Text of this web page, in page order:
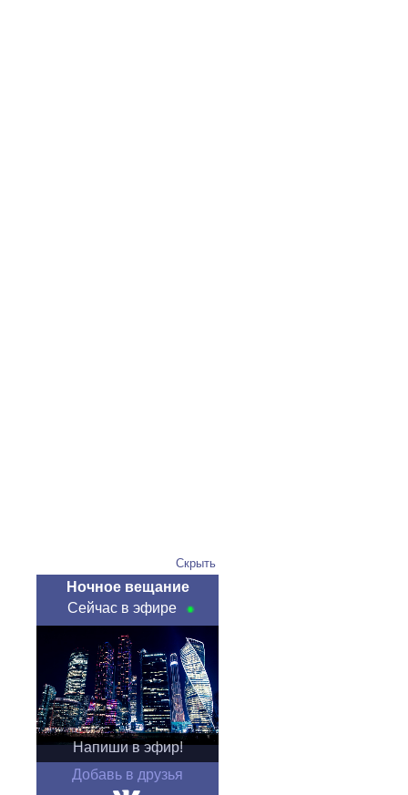
Скрыть
Ночное вещание
Сейчас в эфире
Напиши в эфир!
Добавь в друзья